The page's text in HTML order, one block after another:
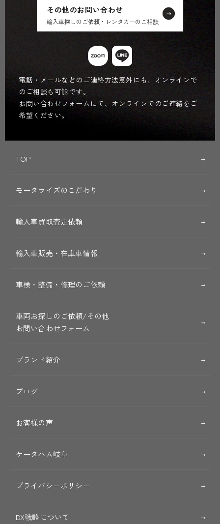
その他のお問い合わせ
輸入車探しのご依頼・レンタカーのご相談
電話・メールなどのご連絡方法意外にも、オンラインで
のご相談も可能です。
お問い合わせフォームにて、オンラインでのご連絡をご
希望ください。
TOP
モータライズのこだわり
輸入車買取査定依頼
輸入車販売・在庫車情報
車検・整備・修理のご依頼
車両お探しのご依頼/その他
お問い合わせフォーム
ブランド紹介
ブログ
お客様の声
ケータハム岐阜
プライバシーポリシー
DX戦略について